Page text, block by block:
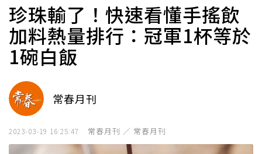
珍珠輸了！快速看懂手搖飲
加料熱量排行：冠軍1杯等於
1碗白飯
常春月刊
2023-03-19 16:25:47 常春月刊 ／ 常春月刊